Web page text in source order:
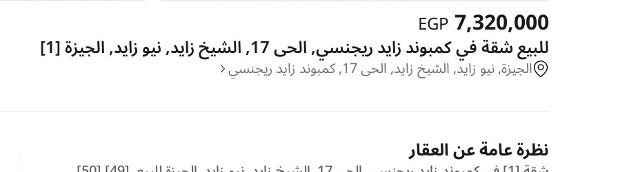
7,320,000
EGP
للبيع شقة في كمبوند زايد ريجنسي, الحى 17, الشيخ زايد, نيو زايد, الجيزة [1]
الجيزة, نيو زايد, الشيخ زايد, الحى 17, كمبوند زايد ريجنسي
نظرة عامة عن العقار